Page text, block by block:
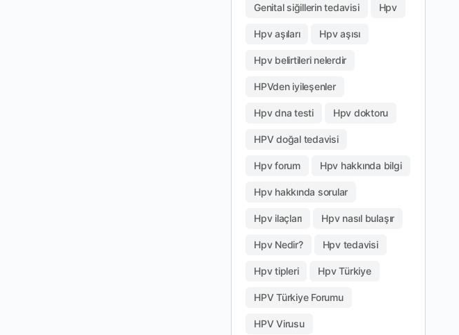
Genital siğillerin tedavisi Hpv
Hpv aşıları Hpv aşısı
Hpv belirtileri nelerdir
HPVden iyileşenler
Hpv dna testi Hpv doktoru
HPV doğal tedavisi
Hpv forum Hpv hakkında bilgi
Hpv hakkında sorular
Hpv ilaçları Hpv nasıl bulaşır
Hpv Nedir? Hpv tedavisi
Hpv tipleri Hpv Türkiye
HPV Türkiye Forumu
HPV Virusu